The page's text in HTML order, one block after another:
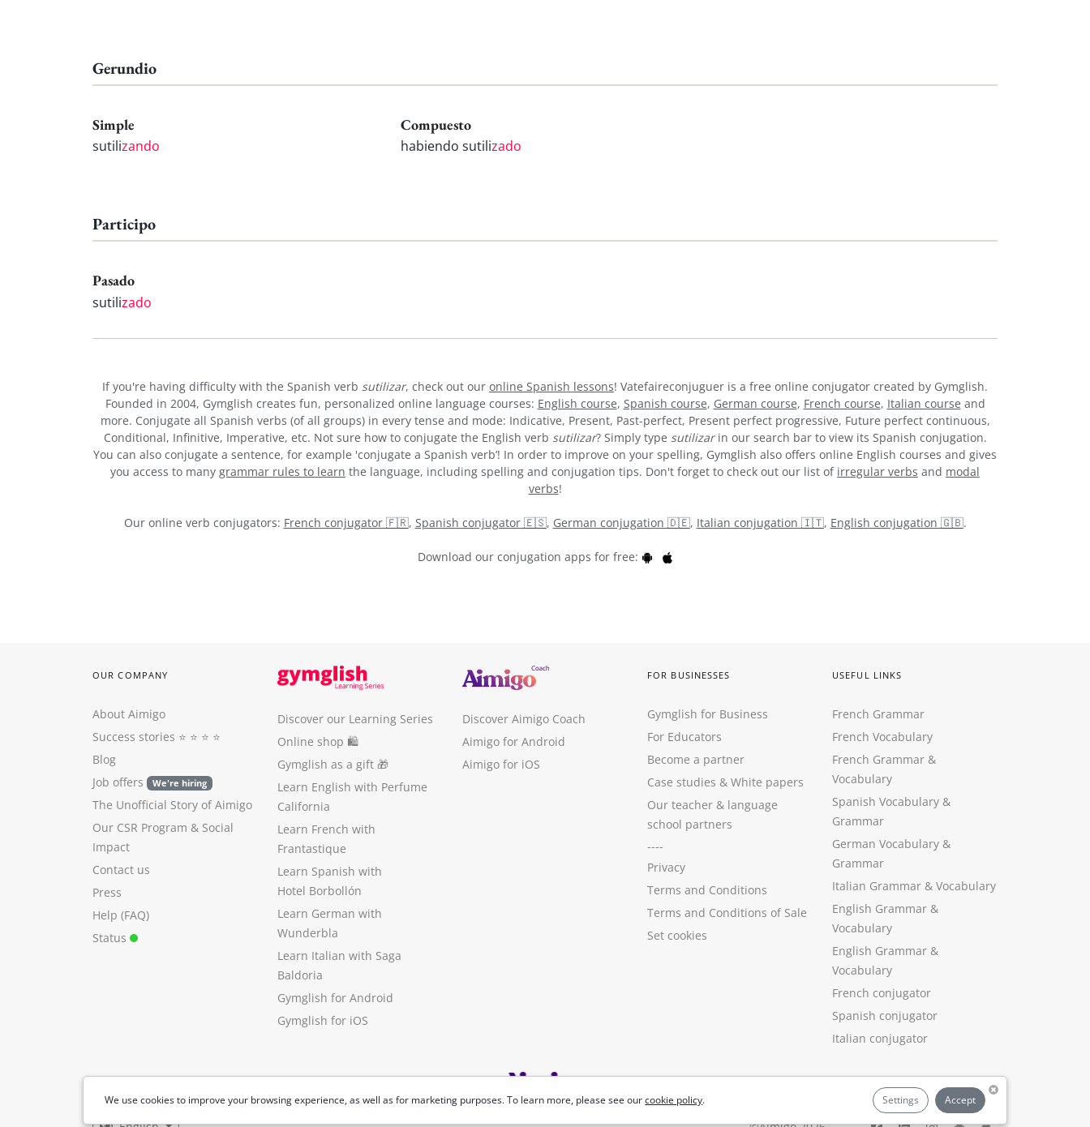
Gerundio
Simple
sutilizando
Compuesto
habiendo sutilizado
Participo
Pasado
sutilizado
If you're having difficulty with the Spanish verb sutilizar, check out our online Spanish lessons! Vatefaireconjuguer is a free online conjugator created by Gymglish.
Founded in 2004, Gymglish creates fun, personalized online language courses: English course, Spanish course, German course, French course, Italian course and
more. Conjugate all Spanish verbs (of all groups) in every tense and mode: Indicative, Present, Past-perfect, Present perfect progressive, Future perfect continuous,
Conditional, Infinitive, Imperative, etc. Not sure how to conjugate the English verb sutilizar? Simply type sutilizarin our search bar to view its Spanish conjugation.
You can also conjugate a sentence, for example 'conjugate a Spanish verb’! In order to improve on your spelling, Gymglish also offers online English courses and gives
you access to many grammar rules to learn the language, including spelling and conjugation tips. Don't forget to check out our list of irregular verbs and modal
verbs!
Our online verb conjugators: French conjugator 🇫🇷, Spanish conjugator 🇪🇸, German conjugation 🇩🇪, Italian conjugation 🇮🇹, English conjugation 🇬🇧.
Download our conjugation apps for free:
We use cookies to improve your browsing experience, as well as for marketing purposes. To learn more, please see ourcookie policy. Settings Accept
OUR COMPANY
About Aimigo
Success stories ⭐️ ⭐️ ⭐️ ⭐️
Blog
Job offers
We're hiring
The Unofficial Story of Aimigo
Our CSR Program & Social
Impact
Contact us
Press
Help (FAQ)
Status
Discover our Learning Series
Online shop 🛍
Gymglish as a gift 🎁
Learn English with Perfume
California
Learn French with
Frantastique
Learn Spanish with
Hotel Borbollón
Learn German with
Wunderbla
Learn Italian with Saga
Baldoria
Gymglish for Android
Gymglish for iOS
Discover Aimigo Coach
Aimigo for Android
Aimigo for iOS
FOR BUSINESSES
Gymglish for Business
For Educators
Become a partner
Case studies & White papers
Our teacher & language
school partners
----
Privacy
Terms and Conditions
Terms and Conditions of Sale
Set cookies
USEFUL LINKS
French Grammar
French Vocabulary
French Grammar &
Vocabulary
Spanish Vocabulary &
Grammar
German Vocabulary &
Grammar
Italian Grammar & Vocabulary
English Grammar &
Vocabulary
English Grammar &
Vocabulary
French conjugator
Spanish conjugator
Italian conjugator